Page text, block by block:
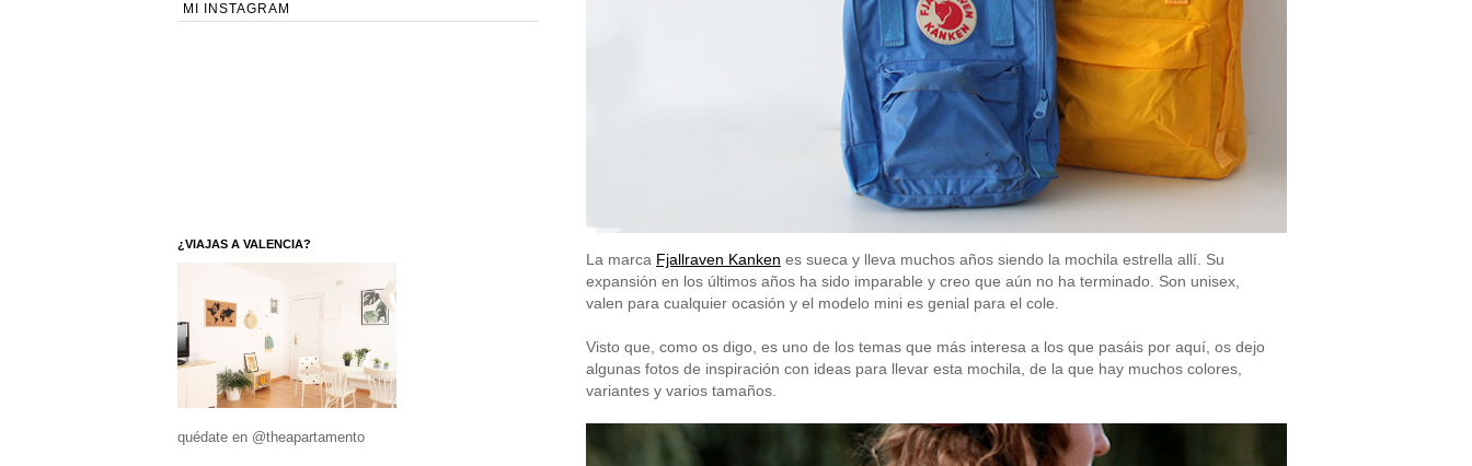
La marca Fjallraven Kanken es sueca y lleva muchos años siendo la mochila estrella allí. Su
expansión en los últimos años ha sido imparable y creo que aún no ha terminado. Son unisex,
valen para cualquier ocasión y el modelo mini es genial para el cole.
Visto que, como os digo, es uno de los temas que más interesa a los que pasáis por aquí, os dejo
algunas fotos de inspiración con ideas para llevar esta mochila, de la que hay muchos colores,
variantes y varios tamaños.
MI INSTAGRAM
¿VIAJAS A VALENCIA?
quédate en @theapartamento